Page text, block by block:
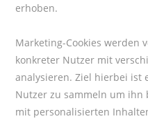
erhoben.
Marketing-Cookies werden
konkreter Nutzer mit
analysieren. Ziel hierbei ist
Nutzer zu sammeln um ihn
mit personalisierten